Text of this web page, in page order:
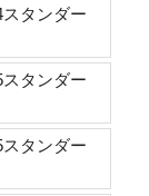
タンダー
タンダー
タンダー